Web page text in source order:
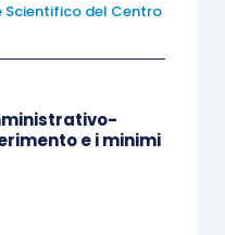
il valore
agli istanti
è qualificato come
67, comma 1, lett.
della
alla
Scientifico del Centro
e i minimi